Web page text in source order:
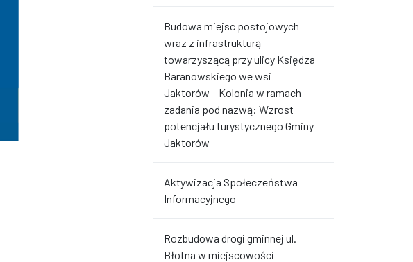
Budowa miejsc postojowych
wraz z infrastrukturą
towarzyszącą przy ulicy Księdza
Baranowskiego we wsi
Jaktorów – Kolonia w ramach
zadania pod nazwą: Wzrost
potencjału turystycznego Gminy
Jaktorów
Aktywizacja Społeczeństwa
Informacyjnego
Rozbudowa drogi gminnej ul.
Błotna w miejscowości